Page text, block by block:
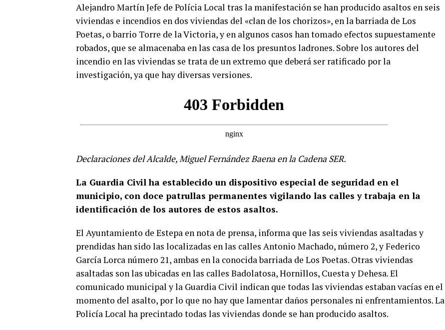
Alejandro Martín Jefe de Polícia Local tras la manifestación se han producido asaltos en seis
viviendas e incendios en dos viviendas del «clan de los chorizos», en la barriada de Los
Poetas, o barrio Torre de la Victoria, y en algunos casos han tomado efectos supuestamente
robados, que se almacenaba en las casa de los presuntos ladrones. Sobre los autores del
incendio en las viviendas se trata de un extremo que deberá ser ratificado por la
investigación, ya que hay diversas versiones.
Declaraciones del Alcalde, Miguel Fernández Baena en la Cadena SER.
La Guardia Civil ha establecido un dispositivo especial de seguridad en el
municipio, con doce patrullas permanentes vigilando las calles y trabaja en la
identificación de los autores de estos asaltos.
El Ayuntamiento de Estepa en nota de prensa, informa que las seis viviendas asaltadas y
prendidas han sido las localizadas en las calles Antonio Machado, número 2, y Federico
García Lorca número 21, ambas en la conocida barriada de Los Poetas. Otras viviendas
asaltadas son las ubicadas en las calles Badolatosa, Hornillos, Cuesta y Dehesa. El
comunicado municipal y la Guardia Civil indican que todas las viviendas estaban vacías en el
momento del asalto, por lo que no hay que lamentar daños personales ni enfrentamientos. La
Policía Local ha precintado todas las viviendas donde se han producido asaltos.